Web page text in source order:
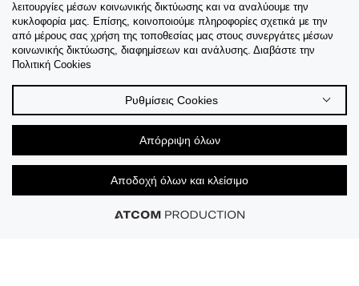
Εξυπηρέτηση
Collections
λειτουργίες μέσων κοινωνικής δικτύωσης και να αναλύουμε την
κυκλοφορία μας. Επίσης, κοινοποιούμε πληροφορίες σχετικά με την
από μέρους σας χρήση της τοποθεσίας μας στους συνεργάτες μέσων
κοινωνικής δικτύωσης, διαφημίσεων και ανάλυσης. Διαβάστε την
Πολιτική Cookies
Ρυθμίσεις Cookies
Απόρριψη όλων
Αποδοχή όλων και κλείσιμο